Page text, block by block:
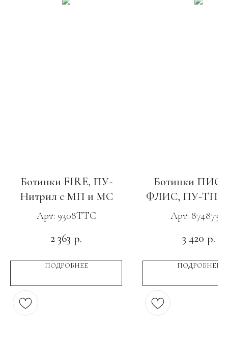
Ботинки FIRE, ПУ-
Нитрил с МП и МС
Арт: 9308ТТС
2 363 р.
ПОДРОБНЕЕ
Ботинки
ФЛИС, ПУ-ТПУ
Арт: 87487351
3 420 р.
ПОДРОБНЕЕ